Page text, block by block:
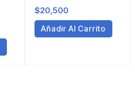
$20,500
Añadir Al Carrito